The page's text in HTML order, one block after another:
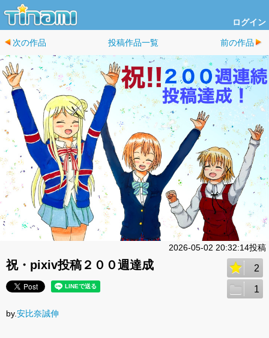
ログイン
次の作品 投稿作品一覧 前の作品
2026-05-02 20:32:14投稿
祝・pixiv投稿２００週達成 2
1
by.安比奈誠伸